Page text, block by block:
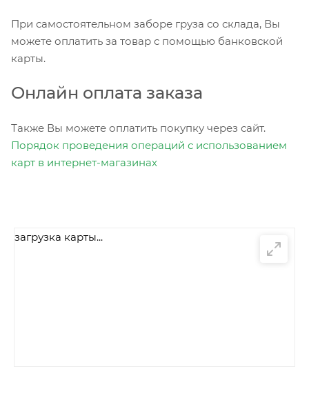
При самостоятельном заборе груза со склада, Вы
можете оплатить за товар с помощью банковской
карты.
Онлайн оплата заказа
Также Вы можете оплатить покупку через сайт.
Порядок проведения операций с использованием
карт в интернет-магазинах
загрузка карты...